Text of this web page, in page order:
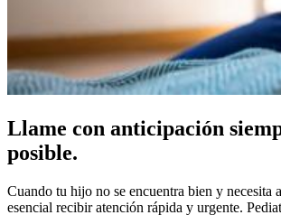
Llame con anticipación
posible.
Cuando tu hijo no se encuentra bien y necesita
esencial recibir atención rápida y urgente.